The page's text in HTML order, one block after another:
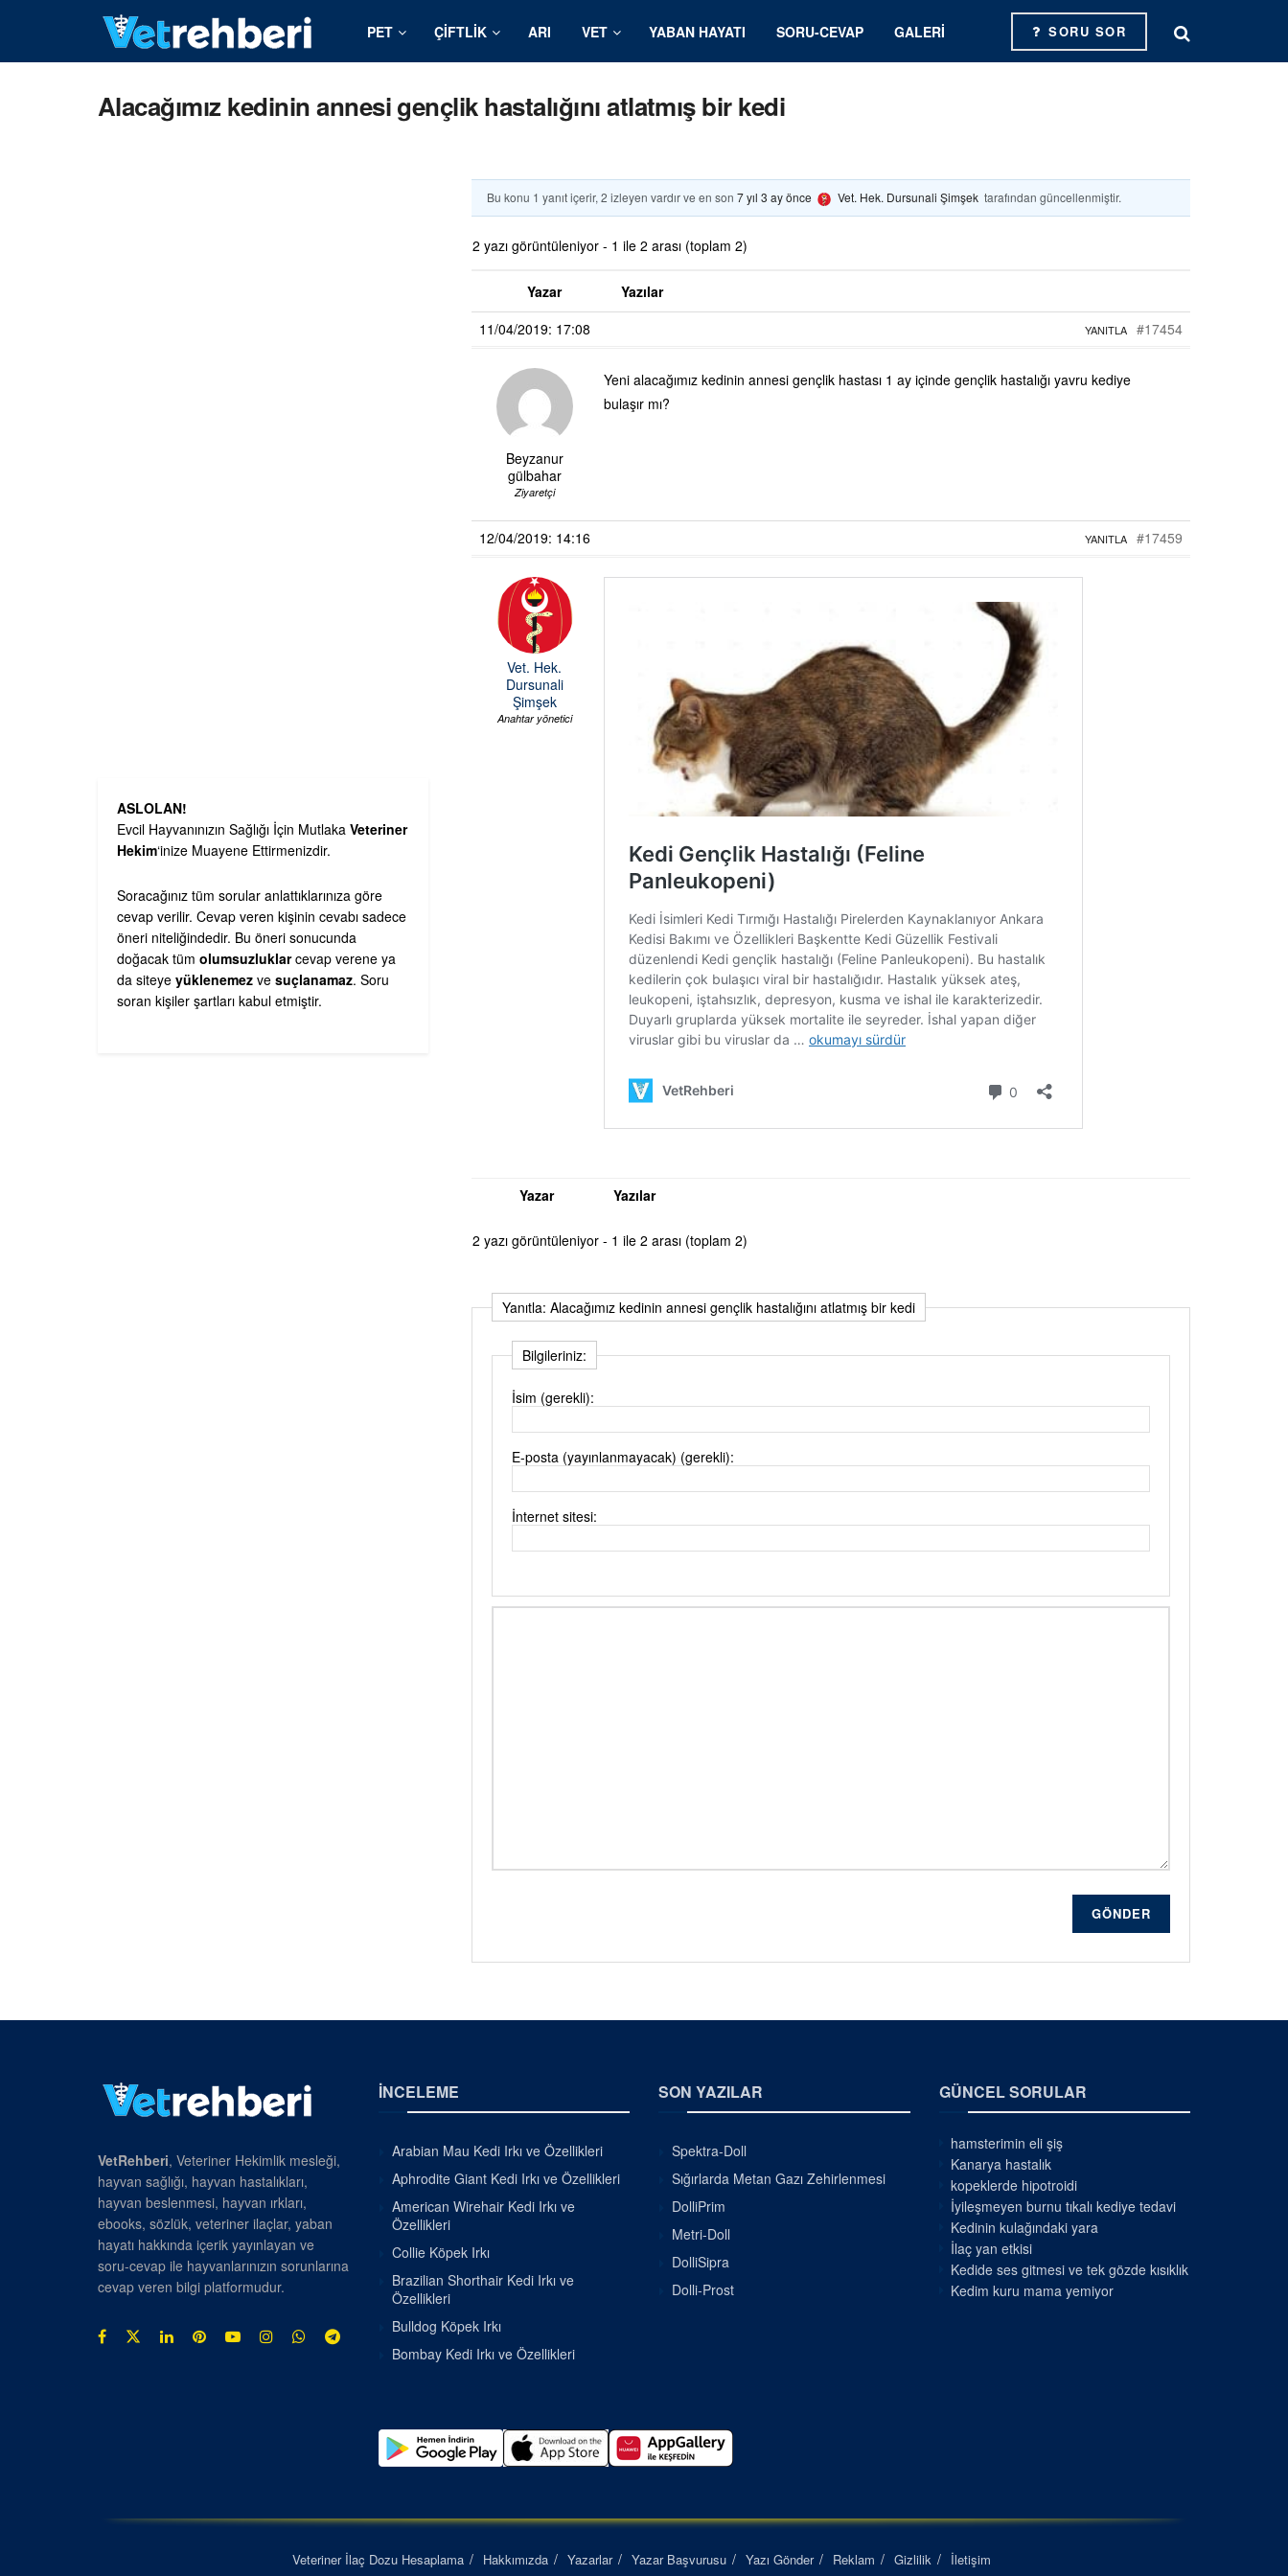
PET ÇIFTLIK ARI VET YABAN HAYATI SORU-CEVAP GALERI SORU SOR
Alacağımız kedinin annesi gençlik hastalığını atlatmış bir kedi
Bu konu 1 yanıt içerir, 2 izleyen vardır ve en son 7 yıl 3 ay önce Vet. Hek. Dursunali Şimşek tarafından güncellenmiştir.
2 yazı görüntüleniyor - 1 ile 2 arası (toplam 2)
Yazar
Yazılar
11/04/2019: 17:08
#17454
YANITLA
Beyzanur
gülbahar
Ziyaretçi
Yeni alacağımız kedinin annesi gençlik hastası 1 ay içinde gençlik hastalığı yavru kediye
bulaşır mı?
12/04/2019: 14:16 #17459
YANITLA
Vet. Hek.
Dursunali
Şimşek
Anahtar yönetici
Yazar Yazılar
2 yazı görüntüleniyor - 1 ile 2 arası (toplam 2)
Yanıtla: Alacağımız kedinin annesi gençlik hastalığını atlatmış bir kedi
Bilgileriniz:
İsim (gerekli):
E-posta (yayınlanmayacak) (gerekli):
İnternet sitesi:
GÖNDER
ASLOLAN!
Evcil Hayvanınızın Sağlığı İçin Mutlaka Veteriner
Hekim‘inize Muayene Ettirmenizdir.
Soracağınız tüm sorular anlattıklarınıza göre
cevap verilir. Cevap veren kişinin cevabı sadece
öneri niteliğindedir. Bu öneri sonucunda
doğacak tüm olumsuzluklarcevap verene ya
da siteye yüklenemez ve suçlanamaz. Soru
soran kişiler şartları kabul etmiştir.
VetRehberi, Veteriner Hekimlik mesleği,
hayvan sağlığı, hayvan hastalıkları,
hayvan beslenmesi, hayvan ırkları,
ebooks, sözlük, veteriner ilaçlar, yaban
hayatı hakkında içerik yayınlayan ve
soru-cevap ile hayvanlarınızın sorunlarına
cevap veren bilgi platformudur.
İNCELEME
Arabian Mau Kedi Irkı ve Özellikleri
Aphrodite Giant Kedi Irkı ve Özellikleri
American Wirehair Kedi Irkı ve
Özellikleri
Collie Köpek Irkı
Brazilian Shorthair Kedi Irkı ve
Özellikleri
Bulldog Köpek Irkı
Bombay Kedi Irkı ve Özellikleri
SON YAZILAR
Spektra-Doll
Sığırlarda Metan Gazı Zehirlenmesi
DolliPrim
Metri-Doll
DolliSipra
Dolli-Prost
GÜNCEL SORULAR
hamsterimin eli şiş
Kanarya hastalık
kopeklerde hipotroidi
İyileşmeyen burnu tıkalı kediye tedavi
Kedinin kulağındaki yara
İlaç yan etkisi
Kedide ses gitmesi ve tek gözde kısıklık
Kedim kuru mama yemiyor
Veteriner İlaç Dozu Hesaplama Hakkımızda Yazarlar Yazar Başvurusu Yazı Gönder Reklam Gizlilik İletişim